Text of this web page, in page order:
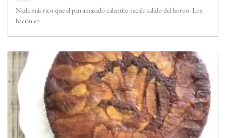
Nada más rico que el pan amasado calentito recién salido del horno. Los
hacían en